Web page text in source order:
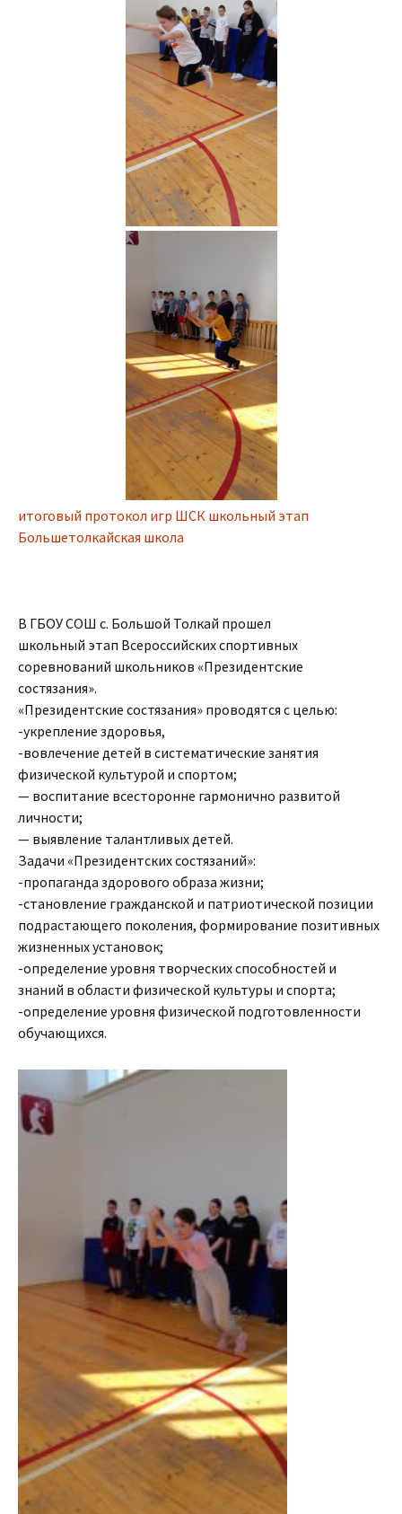
итоговый протокол игр ШСК школьный этап
Большетолкайская школа
В ГБОУ СОШ с. Большой Толкай прошел
школьный этап Всероссийских спортивных
соревнований школьников «Президентские
состязания».
«Президентские состязания» проводятся с целью:
-укрепление здоровья,
-вовлечение детей в систематические занятия
физической культурой и спортом;
— воспитание всесторонне гармонично развитой
личности;
— выявление талантливых детей.
Задачи «Президентских состязаний»:
-пропаганда здорового образа жизни;
-становление гражданской и патриотической позиции
подрастающего поколения, формирование позитивных
жизненных установок;
-определение уровня творческих способностей и
знаний в области физической культуры и спорта;
-определение уровня физической подготовленности
обучающихся.